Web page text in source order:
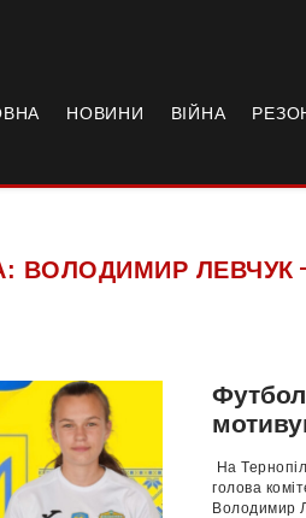
НОВИНИ ВІЙНА
ВОЛОДИМИР ЛЕВЧУК
На
голова
Володимир